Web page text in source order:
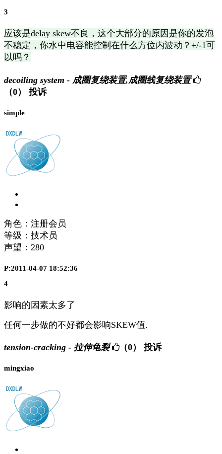
3
应该是delay skew不良，这个大部分的原因是你的发泡
不稳定，你水中电容能控制在什么方位内波动？+/-1可
以吗？
decoiling system - 成圈复绕装置,成圈线复绕装置
（0）
投诉
simple
角色：注册会员
等级：技术员
声望： 280
P:2011-04-07 18:52:36
4
影响的因素太多了
任何一步做的不好都会影响SKEW值.
tension-cracking - 拉伸龟裂 （0） 投诉
mingxiao